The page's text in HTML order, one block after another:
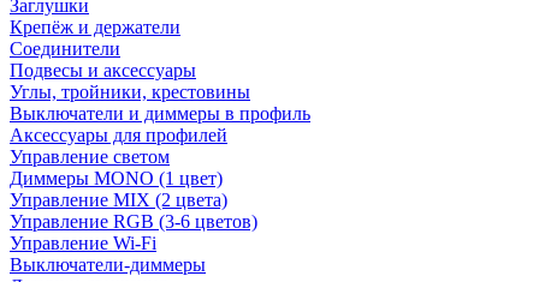
Заглушки
Крепёж и держатели
Соединители
Подвесы и аксессуары
Углы, тройники, крестовины
Выключатели и диммеры в профиль
Аксессуары для профилей
Управление светом
Диммеры MONO (1 цвет)
Управление MIX (2 цвета)
Управление RGB (3-6 цветов)
Управление Wi-Fi
Выключатели-диммеры